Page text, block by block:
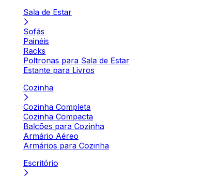
Sala de Estar
Sofás
Painéis
Racks
Poltronas para Sala de Estar
Estante para Livros
Cozinha
Cozinha Completa
Cozinha Compacta
Balcões para Cozinha
Armário Aéreo
Armários para Cozinha
Escritório